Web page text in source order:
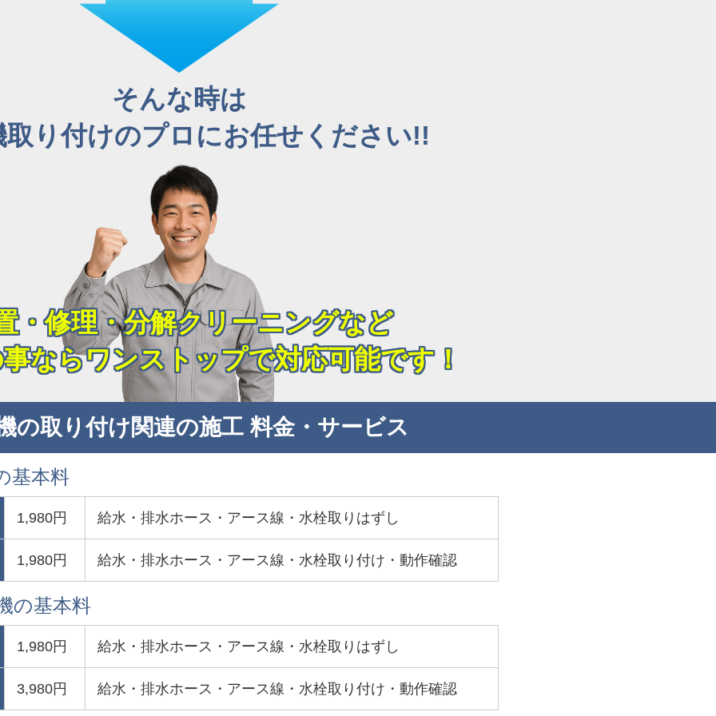
そんな時は
取り付けのプロにお任せください!!
・修理・分解クリーニングなど
ならワンストップで対応可能です！
の取り付け関連の施工 料金・サービス
基本料
1,980円 給水・排水ホース・アース線・水栓取りはずし
1,980円 給水・排水ホース・アース線・水栓取り付け・動作確認
の基本料
1,980円 給水・排水ホース・アース線・水栓取りはずし
3,980円 給水・排水ホース・アース線・水栓取り付け・動作確認